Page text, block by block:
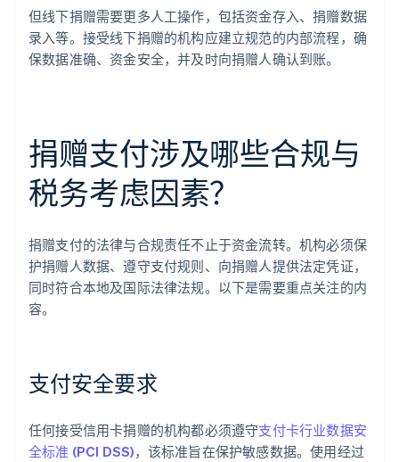
但线下捐赠需要更多人工操作，包括资金存入、捐赠数据
录入等。接受线下捐赠的机构应建立规范的内部流程，确
保数据准确、资金安全，并及时向捐赠人确认到账。
捐赠支付涉及哪些合规与
税务考虑因素？
捐赠支付的法律与合规责任不止于资金流转。机构必须保
护捐赠人数据、遵守支付规则、向捐赠人提供法定凭证，
同时符合本地及国际法律法规。以下是需要重点关注的内
容。
支付安全要求
任何接受信用卡捐赠的机构都必须遵守支付卡行业数据安
全标准 (PCI DSS)，该标准旨在保护敏感数据。使用经过